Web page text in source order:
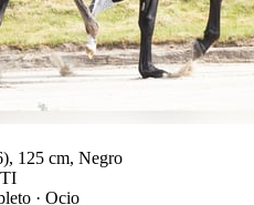
125 cm, Negro
· Ocio